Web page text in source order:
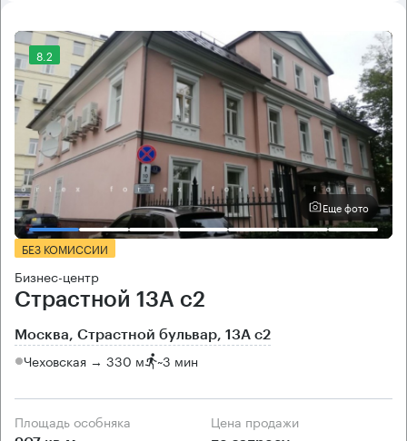
8.2
Еще фото
БЕЗ КОМИССИИ
Бизнес-центр
Страстной 13А с2
Москва, Страстной бульвар, 13А с2
Чеховская → 330 м ~3 мин
Площадь особняка Цена продажи